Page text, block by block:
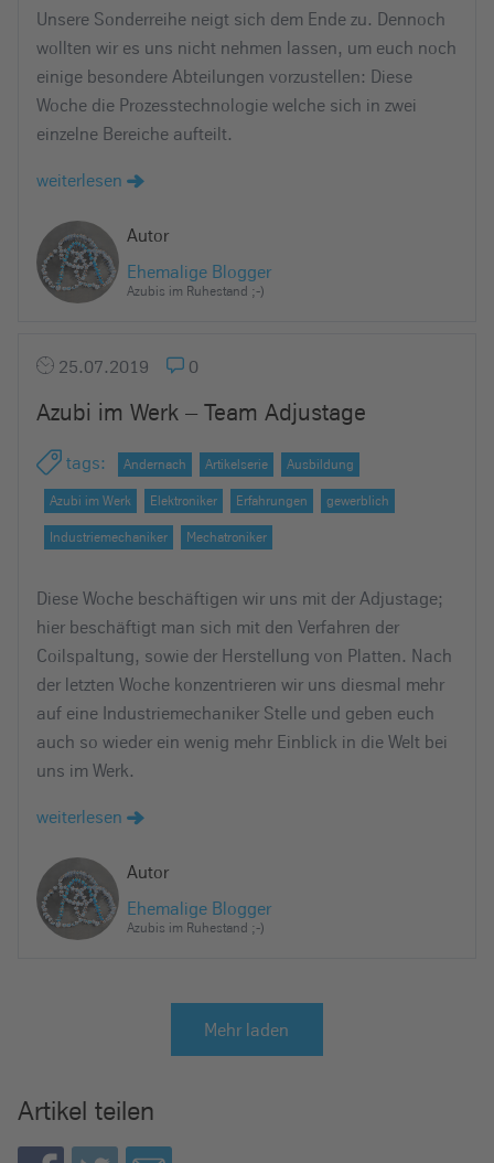
Unsere Sonderreihe neigt sich dem Ende zu. Dennoch
wollten wir es uns nicht nehmen lassen, um euch noch
einige besondere Abteilungen vorzustellen: Diese
Woche die Prozesstechnologie welche sich in zwei
einzelne Bereiche aufteilt.
weiterlesen
Autor
Ehemalige Blogger
Azubis im Ruhestand ;-)
25.07.2019 0
Azubi im Werk – Team Adjustage
tags: Andernach Artikelserie Ausbildung
Azubi im Werk Elektroniker Erfahrungen gewerblich
Industriemechaniker Mechatroniker
Diese Woche beschäftigen wir uns mit der Adjustage;
hier beschäftigt man sich mit den Verfahren der
Coilspaltung, sowie der Herstellung von Platten. Nach
der letzten Woche konzentrieren wir uns diesmal mehr
auf eine Industriemechaniker Stelle und geben euch
auch so wieder ein wenig mehr Einblick in die Welt bei
uns im Werk.
weiterlesen
Autor
Ehemalige Blogger
Azubis im Ruhestand ;-)
Mehr laden
Artikel teilen